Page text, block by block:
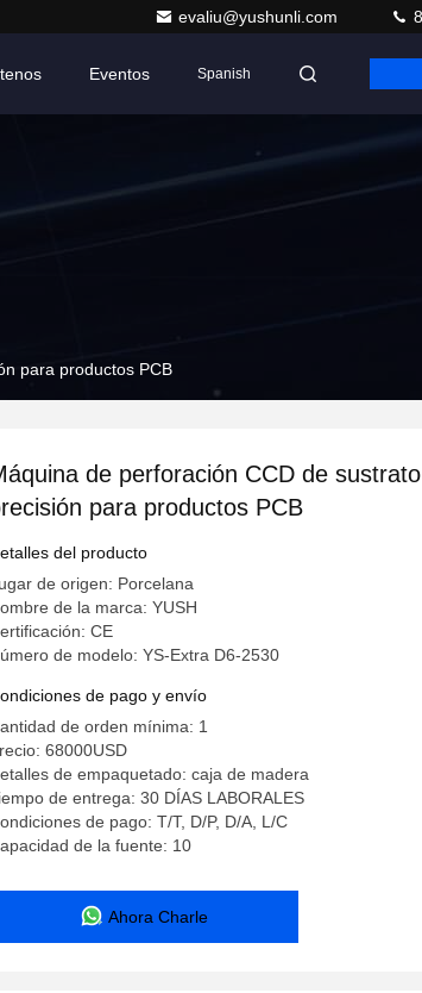
evaliu@yushunli.com
Eventos Spanish
para productos PCB
de perforación CCD de
para productos PCB
del producto
de origen: Porcelana
de la marca: YUSH
CE
de modelo: YS-Extra D6-2530
de pago y envío
de orden mínima: 1
68000USD
de empaquetado: caja de madera
de entrega: 30 DÍAS LABORALES
de pago: T/T, D/P, D/A, L/C
de la fuente: 10
Ahora Charle